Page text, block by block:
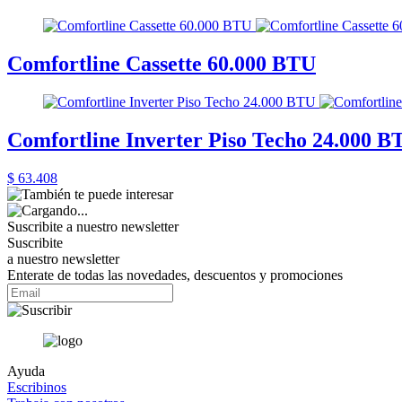
Comfortline Cassette 60.000 BTU
Comfortline Inverter Piso Techo 24.000
$ 63.408
Suscribite a nuestro newsletter
Suscribite
a nuestro newsletter
Enterate de todas las novedades, descuentos y promociones
Ayuda
Escribinos